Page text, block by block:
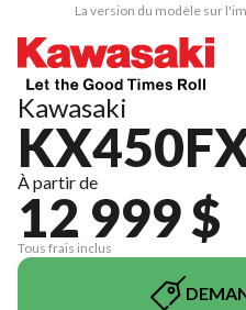
La version du modèle sur
Kawasaki
À partir de
12 999 $
Tous frais inclus